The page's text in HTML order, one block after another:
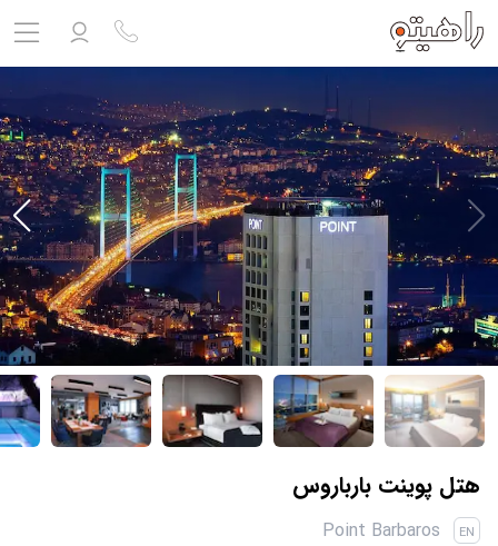
مشاهده پروفایل
خروج
ورود به حساب کاربری
حساب کاربری ندارید؟ثبت نامکنید
ثبت نام آژانس
بلیط هواپیما
تور
درباره ما
ارتباط با ما
هتل پوینت بارباروس
EN
Point Barbaros